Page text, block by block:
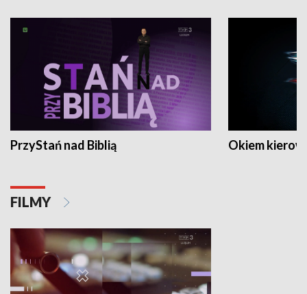
PrzyStań nad Biblią Okiem
FILMY